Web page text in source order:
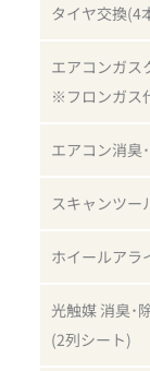
タイヤ交換(4
エアコンガス
※フロンガス
エアコン消臭
スキャンツー
ホイールアラ
光触媒 消臭･
(2列シート)